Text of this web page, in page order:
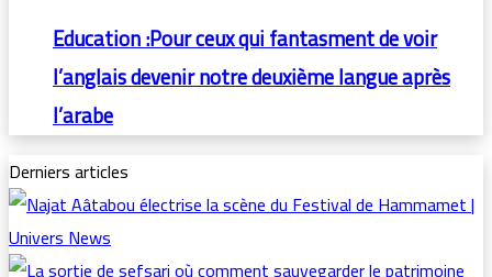
Education :Pour ceux qui fantasment de voir
l’anglais devenir notre deuxième langue après
l’arabe
Derniers articles